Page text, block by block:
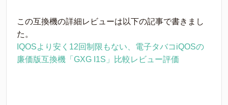
この互換機の詳細レビューは以下の記事で書きまし
た。
IQOSより安く12回制限もない、電子タバコiQOSの
廉価版互換機「GXG I1S」比較レビュー評価